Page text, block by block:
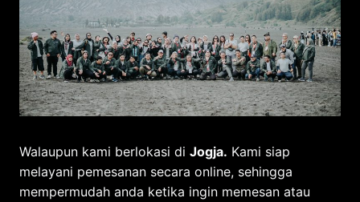
Walaupun kami berlokasi di Jogja. Kami siap
melayani pemesanan secara online, sehingga
mempermudah anda ketika ingin memesan atau